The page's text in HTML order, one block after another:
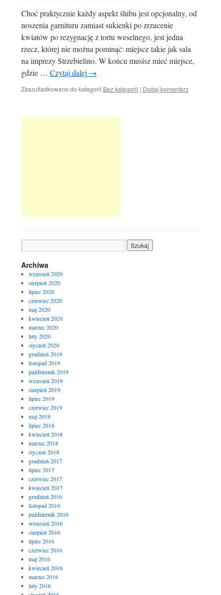
Choć praktycznie każdy aspekt ślubu jest opcjonalny, od
noszenia garnituru zamiast sukienki po zrzucenie
kwiatów po rezygnację z tortu weselnego, jest jedna
rzecz, której nie można pominąć: miejsce takie jak sala
na imprezy Strzebielino. W końcu musisz mieć miejsce,
gdzie … Czytaj dalej →
Zaszufladkowano do kategorii Bez kategorii | Dodaj komentarz
Archiwa
wrzesień 2020
sierpień 2020
lipiec 2020
czerwiec 2020
maj 2020
kwiecień 2020
marzec 2020
luty 2020
styczeń 2020
grudzień 2019
listopad 2019
październik 2019
wrzesień 2019
sierpień 2019
lipiec 2019
czerwiec 2019
maj 2019
lipiec 2018
kwiecień 2018
marzec 2018
styczeń 2018
grudzień 2017
lipiec 2017
czerwiec 2017
kwiecień 2017
grudzień 2016
listopad 2016
październik 2016
wrzesień 2016
sierpień 2016
lipiec 2016
czerwiec 2016
maj 2016
kwiecień 2016
marzec 2016
luty 2016